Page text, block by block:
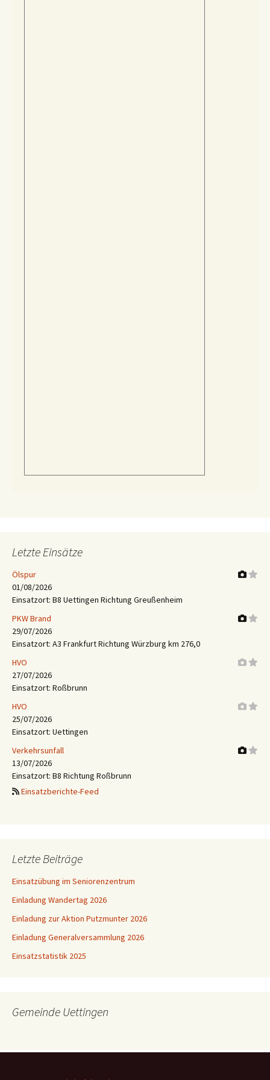
Letzte Einsätze
Ölspur
01/08/2026
Einsatzort: B8 Uettingen Richtung Greußenheim
PKW Brand
29/07/2026
Einsatzort: A3 Frankfurt Richtung Würzburg km 276,0
HVO
27/07/2026
Einsatzort: Roßbrunn
HVO
25/07/2026
Einsatzort: Uettingen
Verkehrsunfall
13/07/2026
Einsatzort: B8 Richtung Roßbrunn
Einsatzberichte-Feed
Letzte Beiträge
Einsatzübung im Seniorenzentrum
Einladung Wandertag 2026
Einladung zur Aktion Putzmunter 2026
Einladung Generalversammlung 2026
Einsatzstatistik 2025
Gemeinde Uettingen